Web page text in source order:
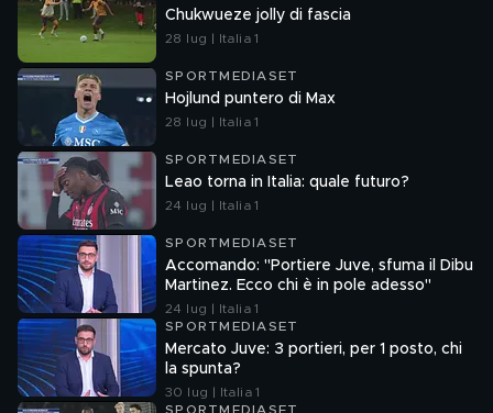
Chukwueze jolly di fascia
28 lug | Italia 1
SPORTMEDIASET
Hojlund puntero di Max
28 lug | Italia 1
SPORTMEDIASET
Leao torna in Italia: quale futuro?
24 lug | Italia 1
SPORTMEDIASET
Accomando: "Portiere Juve, sfuma il Dibu
Martinez. Ecco chi è in pole adesso"
24 lug | Italia 1
SPORTMEDIASET
Mercato Juve: 3 portieri, per 1 posto, chi
la spunta?
30 lug | Italia 1
SPORTMEDIASET